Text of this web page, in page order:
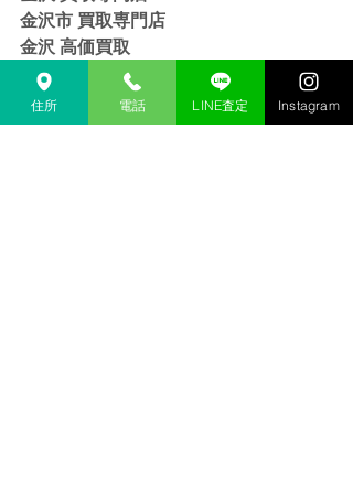
金沢市 買取専門店
金沢 高価買取
金沢市 高価買取
金沢 リサイクルショップ
金沢市 リサイクルショップ
住所 電話 LINE査定 Instagram